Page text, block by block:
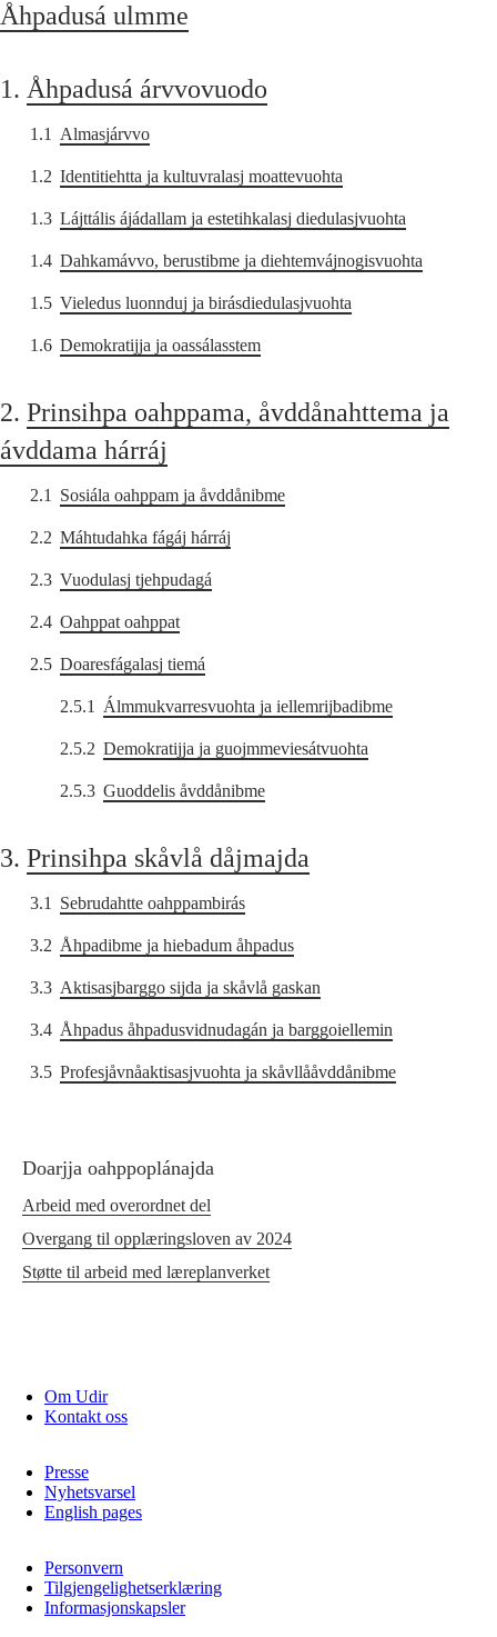
Åhpadusá ulmme
1. Åhpadusá árvvovuodo
1.1 Almasjárvvo
1.2 Identitiehtta ja kultuvralasj moattevuohta
1.3 Lájttális ájádallam ja estetihkalasj diedulasjvuohta
1.4 Dahkamávvo, berustibme ja diehtemvájnogisvuohta
1.5 Vieledus luonnduj ja birásdiedulasjvuohta
1.6 Demokratijja ja oassálasstem
2. Prinsihpa oahppama, åvddånahttema ja
ávddama hárráj
2.1 Sosiála oahppam ja åvddånibme
2.2 Máhtudahka fágáj hárráj
2.3 Vuodulasj tjehpudagá
2.4 Oahppat oahppat
2.5 Doaresfágalasj tiemá
2.5.1 Álmmukvarresvuohta ja iellemrijbadibme
2.5.2 Demokratijja ja guojmmeviesátvuohta
2.5.3 Guoddelis åvddånibme
3. Prinsihpa skåvlå dåjmajda
3.1 Sebrudahtte oahppambirás
3.2 Åhpadibme ja hiebadum åhpadus
3.3 Aktisasjbarggo sijda ja skåvlå gaskan
3.4 Åhpadus åhpadusvidnudagán ja barggoiellemin
3.5 Profesjåvnåaktisasjvuohta ja skåvllååvddånibme
Doarjja oahppoplánajda
Arbeid med overordnet del
Overgang til opplæringsloven av 2024
Støtte til arbeid med læreplanverket
Om Udir
Kontakt oss
Presse
Nyhetsvarsel
English pages
Personvern
Tilgjengelighetserklæring
Informasjonskapsler